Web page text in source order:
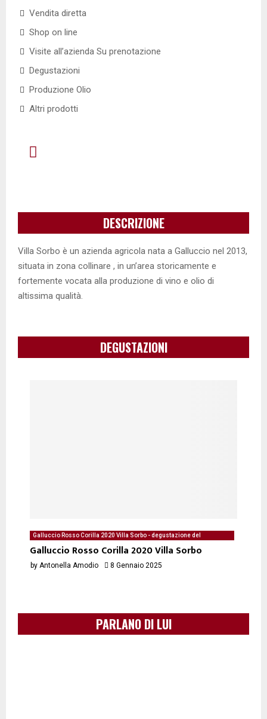
Vendita diretta
Shop on line
Visite all’azienda Su prenotazione
Degustazioni
Produzione Olio
Altri prodotti
DESCRIZIONE
Villa Sorbo è un azienda agricola nata a Galluccio nel 2013,
situata in zona collinare , in un’area storicamente e
fortemente vocata alla produzione di vino e olio di
altissima qualità.
DEGUSTAZIONI
Galluccio Rosso Corilla 2020 Villa Sorbo - degustazione del
Galluccio Rosso Corilla 2020 Villa Sorbo
by Antonella Amodio 8 Gennaio 2025
PARLANO DI LUI